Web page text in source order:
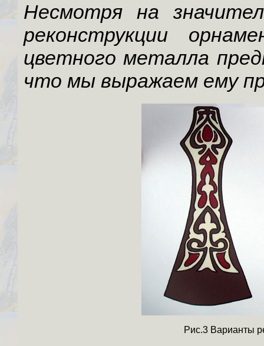
Несмотря на
реконструкции
цветного металла
что мы выражаем ему
Рис.3 Варианты